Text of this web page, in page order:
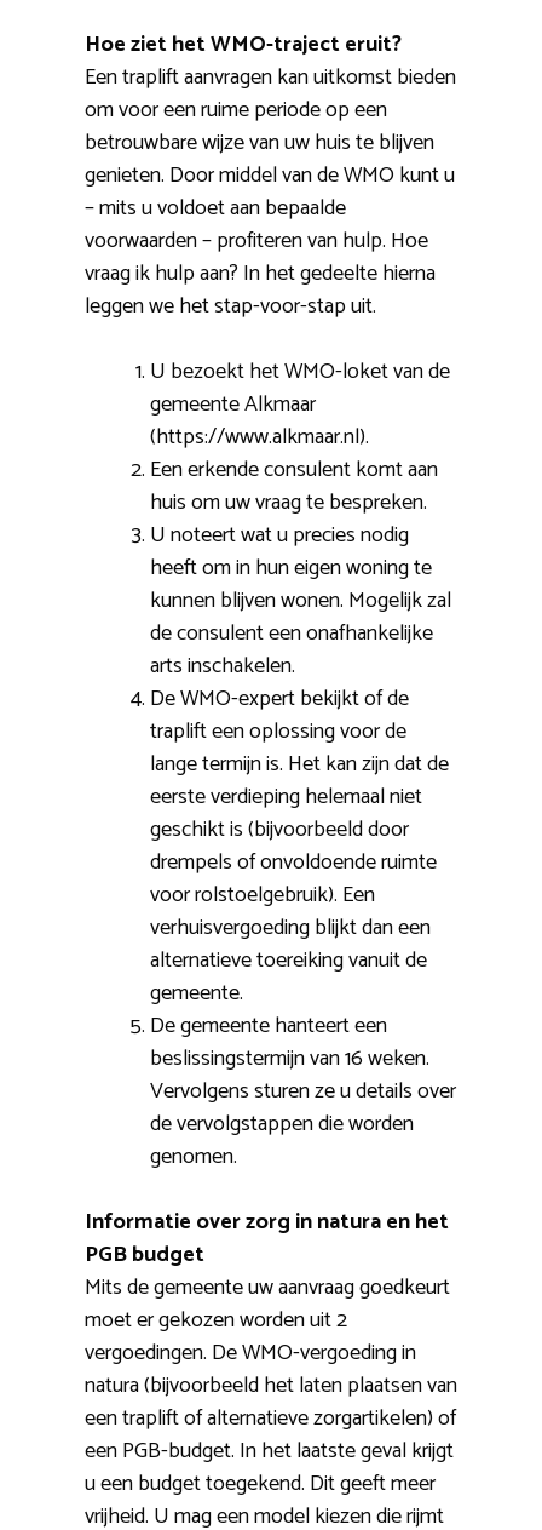
Hoe ziet het WMO-traject eruit?
Een traplift aanvragen kan uitkomst bieden
om voor een ruime periode op een
betrouwbare wijze van uw huis te blijven
genieten. Door middel van de WMO kunt u
– mits u voldoet aan bepaalde
voorwaarden – profiteren van hulp. Hoe
vraag ik hulp aan? In het gedeelte hierna
leggen we het stap-voor-stap uit.
U bezoekt het WMO-loket van de
gemeente Alkmaar
(https://www.alkmaar.nl).
Een erkende consulent komt aan
huis om uw vraag te bespreken.
U noteert wat u precies nodig
heeft om in hun eigen woning te
kunnen blijven wonen. Mogelijk zal
de consulent een onafhankelijke
arts inschakelen.
De WMO-expert bekijkt of de
traplift een oplossing voor de
lange termijn is. Het kan zijn dat de
eerste verdieping helemaal niet
geschikt is (bijvoorbeeld door
drempels of onvoldoende ruimte
voor rolstoelgebruik). Een
verhuisvergoeding blijkt dan een
alternatieve toereiking vanuit de
gemeente.
De gemeente hanteert een
beslissingstermijn van 16 weken.
Vervolgens sturen ze u details over
de vervolgstappen die worden
genomen.
Informatie over zorg in natura en het
PGB budget
Mits de gemeente uw aanvraag goedkeurt
moet er gekozen worden uit 2
vergoedingen. De WMO-vergoeding in
natura (bijvoorbeeld het laten plaatsen van
een traplift of alternatieve zorgartikelen) of
een PGB-budget. In het laatste geval krijgt
u een budget toegekend. Dit geeft meer
vrijheid. U mag een model kiezen die rijmt